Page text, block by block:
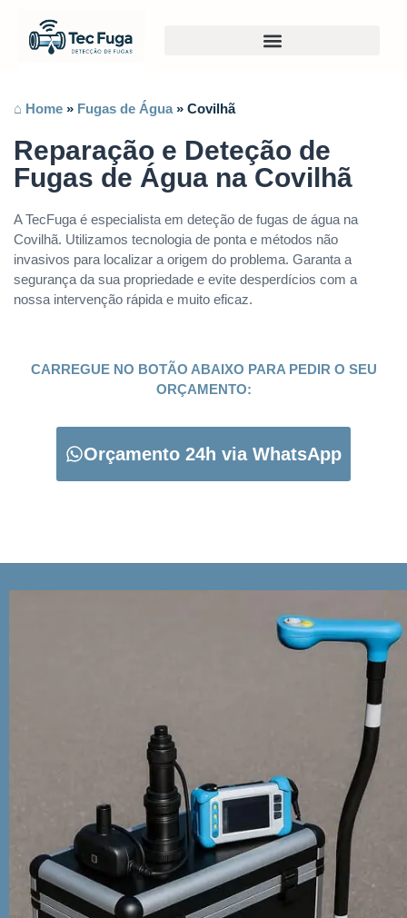
⌂ Home » Fugas de Água» Covilhã
Reparação e Deteção de
Fugas de Água na Covilhã
A TecFuga é especialista em deteção de fugas de água na
Covilhã. Utilizamos tecnologia de ponta e métodos não
invasivos para localizar a origem do problema. Garanta a
segurança da sua propriedade e evite desperdícios com a
nossa intervenção rápida e muito eficaz.
CARREGUE NO BOTÃO ABAIXO PARA PEDIR O SEU
ORÇAMENTO:
Orçamento 24h via WhatsApp